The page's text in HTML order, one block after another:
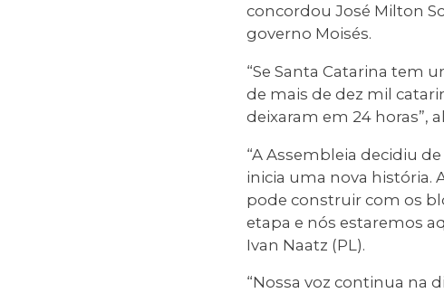
concordou José Milton
governo Moisés.
“Se Santa Catarina tem
de mais de dez mil
deixaram em 24 horas”,
“A Assembleia decidiu
inicia uma nova história.
pode construir com os
etapa e nós estaremos
Ivan Naatz (PL).
“Nossa voz continua na